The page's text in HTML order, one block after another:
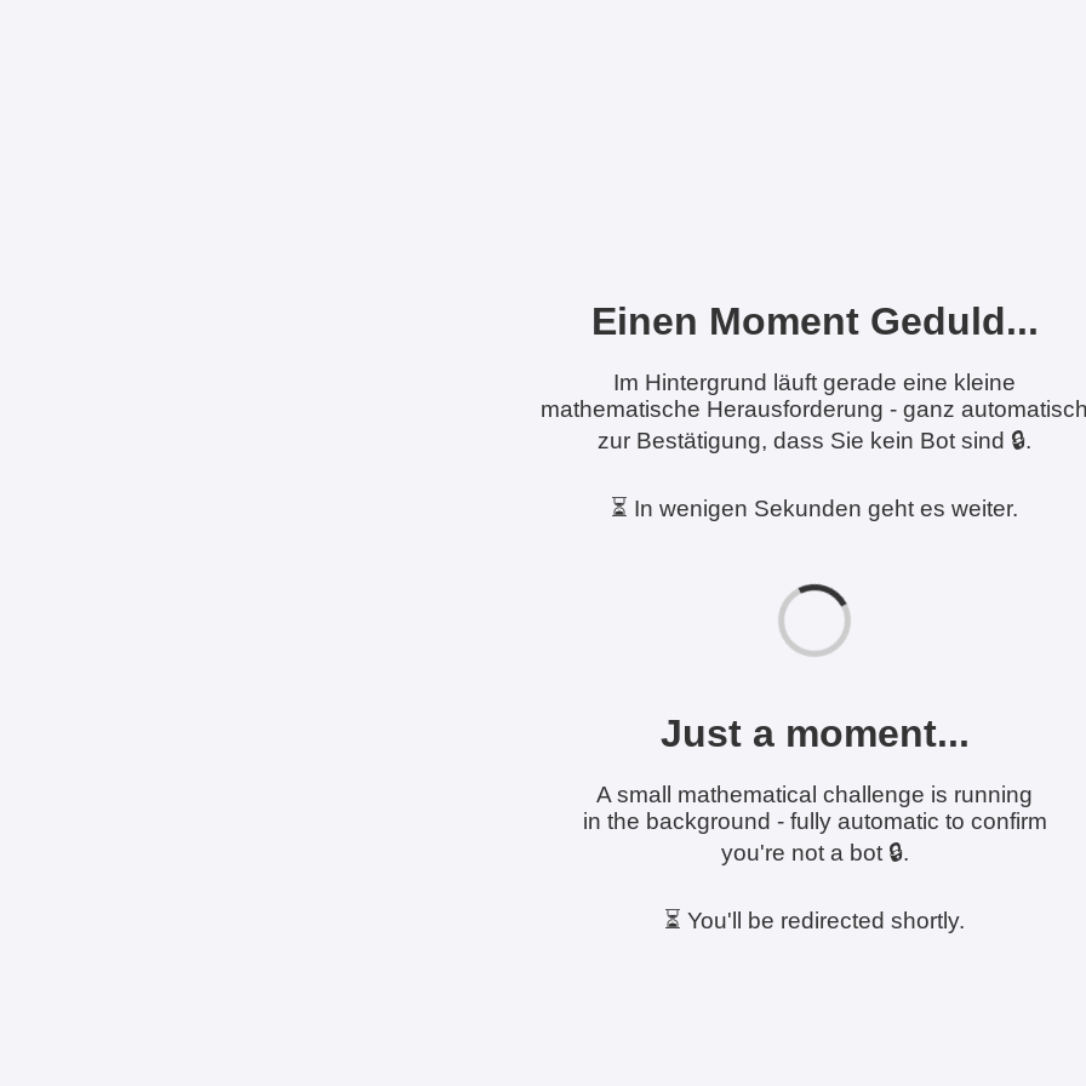
Einen Moment Geduld...
Im Hintergrund läuft gerade eine kleine
mathematische Herausforderung - ganz
zur Bestätigung, dass Sie kein Bot sind 🔒.
⏳ In wenigen Sekunden geht es weiter.
Just a moment...
A small mathematical challenge is running
in the background - fully automatic to confirm
you're not a bot 🔒.
⏳ You'll be redirected shortly.